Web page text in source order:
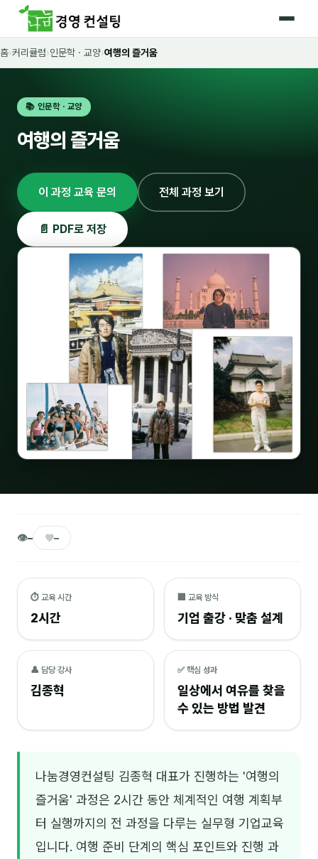
홈
🤖 AI · IT 교육
🤝 B2B 세일즈
💼 비즈니스 스킬
🧭 경영전략 · 트렌드
🌏 글로벌 비즈니스
🎓 강사육성 · 교수법
🏭 산업 특화
💻 IT · 디지털
🎬 영상 · 콘텐츠
📊 프레젠테이션 · 기획
🚀 창업 · 커리어 13
🗣️ 외국어 강의
7
🤲 협력강사 과정
온라인강의
📈 B2B 마케팅
2
김종혁
구자룡
홈›커리큘럼›인문학 · 교양›여행의 즐거움
📚 인문학 · 교양
여행의 즐거움
이 과정 교육 문의 전체 과정 보기
📄 PDF로 저장
👁– ♥–
⏱ 교육 시간
2시간
🏢 교육 방식
기업 출강 · 맞춤 설계
👤 담당 강사
김종혁
✅ 핵심 성과
일상에서 여유를 찾을
수 있는 방법 발견
나눔경영컨설팅 김종혁 대표가 진행하는 '여행의
즐거움' 과정은 2시간 동안 체계적인 여행 계획부
터 실행까지의 전 과정을 다루는 실무형 기업교육
입니다. 여행 준비 단계의 핵심 포인트와 진행 과